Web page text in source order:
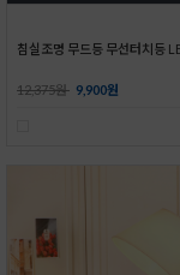
12,375원 9,900원